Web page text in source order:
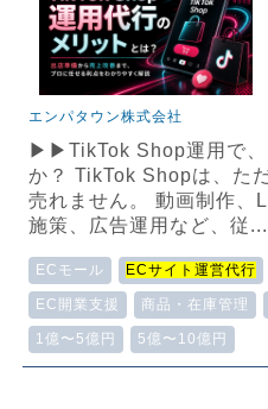
エンパタウン株式会社
▶▶TikTok Shop運用で、
か？ TikTok Shopは、た
売れません。 動画制作、
施策、広告運用など、従...
ECモール ECサイト運営代行
EC開業支援 商品・在庫管理
1億〜5億円 5億〜10億円